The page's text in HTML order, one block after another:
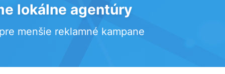
lokálne agentúry
menšie reklamné kampane